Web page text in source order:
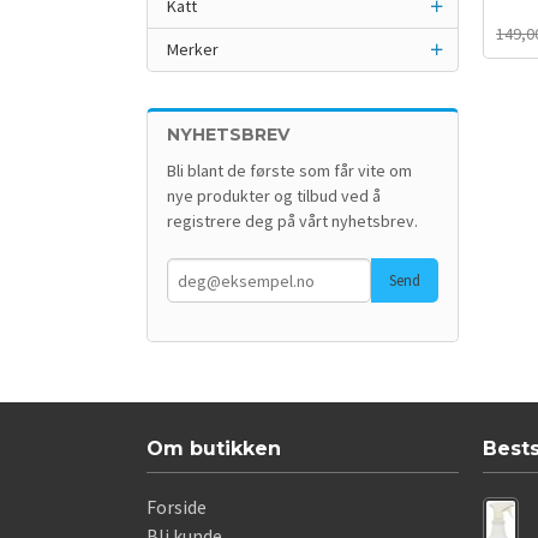
mva.
Katt
Merker
NYHETSBREV
Bli blant de første som får vite om
nye produkter og tilbud ved å
registrere deg på vårt nyhetsbrev.
Om butikken
Forside